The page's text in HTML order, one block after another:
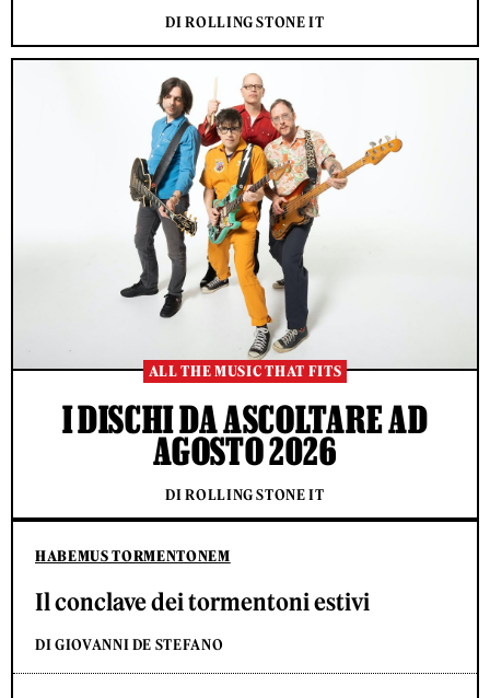
HABEMUS TORMENTONEM
Il conclave dei tormentoni estivi
DI GIOVANNI DE STEFANO
DI ROLLING STONE IT
ALL THE MUSIC THAT FITS
I DISCHI DA ASCOLTARE AD
AGOSTO 2026
DI ROLLING STONE IT